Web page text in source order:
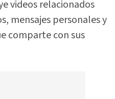
videos relacionados
mensajes personales y
comparte con sus